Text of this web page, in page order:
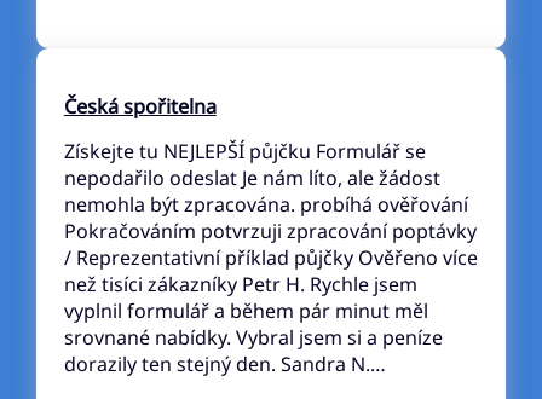
Česká spořitelna
Získejte tu NEJLEPŠÍ půjčku Formulář se
nepodařilo odeslat Je nám líto, ale žádost
nemohla být zpracována. probíhá ověřování
Pokračováním potvrzuji zpracování poptávky
/ Reprezentativní příklad půjčky Ověřeno více
než tisíci zákazníky Petr H. Rychle jsem
vyplnil formulář a během pár minut měl
srovnané nabídky. Vybral jsem si a peníze
dorazily ten stejný den. Sandra N.…